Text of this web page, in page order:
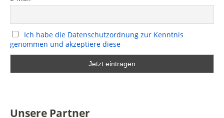
Ich habe die Datenschutzordnung zur Kenntnis
genommen und akzeptiere diese
Unsere Partner